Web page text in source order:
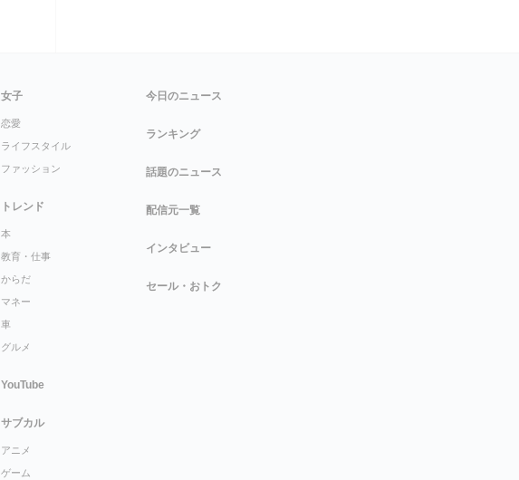
女子
恋愛
ライフスタイル
ファッション
トレンド
本
教育・仕事
からだ
マネー
車
グルメ
YouTube
サブカル
アニメ
ゲーム
今日のニュース
ランキング
話題のニュース
配信元一覧
インタビュー
セール・おトク